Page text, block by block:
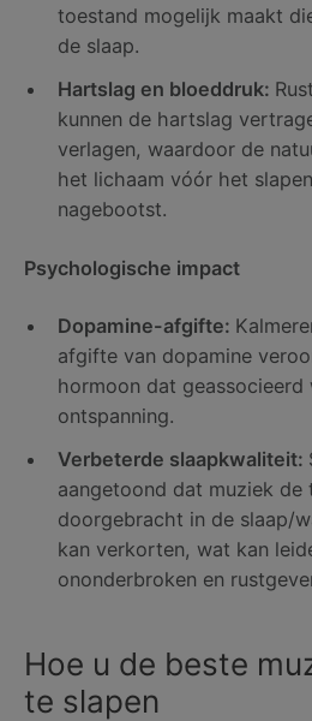
toestand mogelijk maakt
de slaap.
Hartslag en bloeddruk:
kunnen de hartslag
verlagen, waardoor de
het lichaam vóór het
nagebootst.
Psychologische impact
Dopamine-afgifte:
afgifte van dopamine
hormoon dat
ontspanning.
Verbeterde slaapkwaliteit:
aangetoond dat muziek
doorgebracht in de slaap/
kan verkorten, wat kan
ononderbroken en
Hoe u de beste
te slapen